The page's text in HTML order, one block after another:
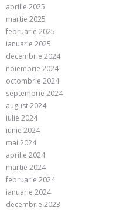
aprilie 2025
martie 2025
februarie 2025
ianuarie 2025
decembrie 2024
noiembrie 2024
octombrie 2024
septembrie 2024
august 2024
iulie 2024
iunie 2024
mai 2024
aprilie 2024
martie 2024
februarie 2024
ianuarie 2024
decembrie 2023